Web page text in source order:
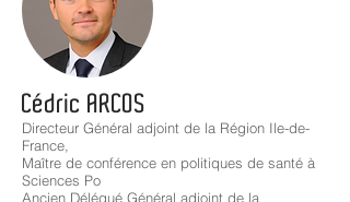
Cédric ARCOS
Directeur Général adjoint de la Région Ile-de-
France,
Maître de conférence en politiques de santé à
Sciences Po
Ancien Délégué Général adjoint de la